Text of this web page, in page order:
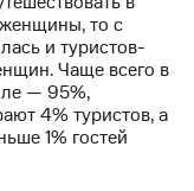
то с
и туристов-
Чаще всего в
— 95%,
4% туристов, а
1% гостей